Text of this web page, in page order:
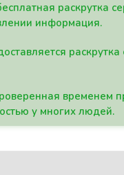
раскрутка
информация.
временем
у многих людей.